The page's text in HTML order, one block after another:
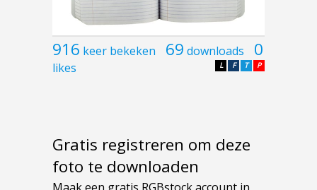
916 keer bekeken 69 downloads 0
likes P
T
F
L
Gratis registreren om deze
foto te downloaden